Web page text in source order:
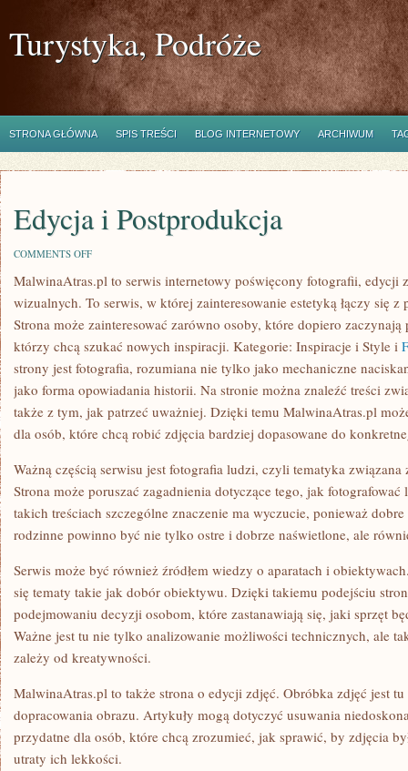
Turystyka, Podróże
STRONA GŁÓWNA SPIS TREŚCI BLOG INTERNETOWY ARCHIWUM
Edycja i Postprodukcja
COMMENTS OFFON
I
MalwinaAtras.pl to serwis internetowy poświęcony fotografii, edycji
wizualnych. To serwis, w której zainteresowanie estetyką łączy się
Strona może zainteresować zarówno osoby, które dopiero
którzy chcą szukać nowych inspiracji. Kategorie: Inspiracje i Style i
strony jest fotografia, rozumiana nie tylko jako mechaniczne
jako forma opowiadania historii. Na stronie można znaleźć treści
także z tym, jak patrzeć uważniej. Dzięki temu MalwinaAtras.pl
dla osób, które chcą robić zdjęcia bardziej dopasowane do
Ważną częścią serwisu jest fotografia ludzi, czyli tematyka
Strona może poruszać zagadnienia dotyczące tego, jak
takich treściach szczególne znaczenie ma wyczucie, ponieważ
rodzinne powinno być nie tylko ostre i dobrze naświetlone, ale
Serwis może być również źródłem wiedzy o aparatach i
się tematy takie jak dobór obiektywu. Dzięki takiemu podejściu
podejmowaniu decyzji osobom, które zastanawiają się, jaki sprzęt
Ważne jest tu nie tylko analizowanie możliwości technicznych, ale
zależy od kreatywności.
MalwinaAtras.pl to także strona o edycji zdjęć. Obróbka zdjęć jest
dopracowania obrazu. Artykuły mogą dotyczyć usuwania
przydatne dla osób, które chcą zrozumieć, jak sprawić, by zdjęcia
utraty ich lekkości.